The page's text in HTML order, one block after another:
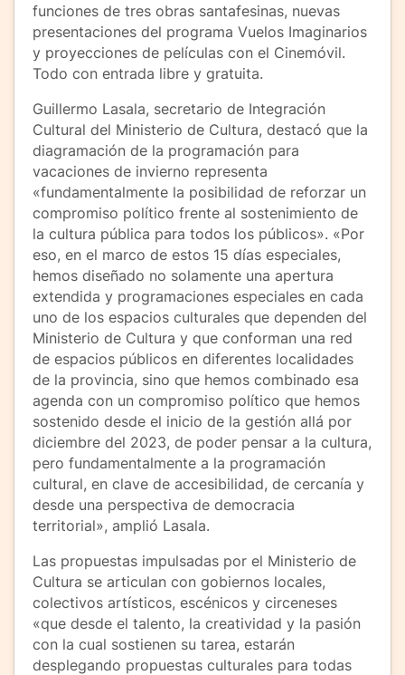
funciones de tres obras santafesinas, nuevas
presentaciones del programa Vuelos Imaginarios
y proyecciones de películas con el Cinemóvil.
Todo con entrada libre y gratuita.
Guillermo Lasala, secretario de Integración
Cultural del Ministerio de Cultura, destacó que la
diagramación de la programación para
vacaciones de invierno representa
«fundamentalmente la posibilidad de reforzar un
compromiso político frente al sostenimiento de
la cultura pública para todos los públicos». «Por
eso, en el marco de estos 15 días especiales,
hemos diseñado no solamente una apertura
extendida y programaciones especiales en cada
uno de los espacios culturales que dependen del
Ministerio de Cultura y que conforman una red
de espacios públicos en diferentes localidades
de la provincia, sino que hemos combinado esa
agenda con un compromiso político que hemos
sostenido desde el inicio de la gestión allá por
diciembre del 2023, de poder pensar a la cultura,
pero fundamentalmente a la programación
cultural, en clave de accesibilidad, de cercanía y
desde una perspectiva de democracia
territorial», amplió Lasala.
Las propuestas impulsadas por el Ministerio de
Cultura se articulan con gobiernos locales,
colectivos artísticos, escénicos y circeneses
«que desde el talento, la creatividad y la pasión
con la cual sostienen su tarea, estarán
desplegando propuestas culturales para todas